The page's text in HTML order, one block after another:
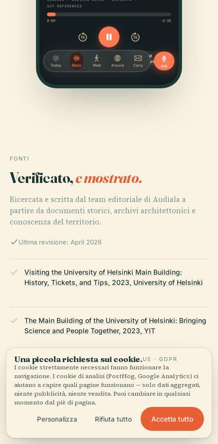
FONTI
Verificato,e mostrato.
Ricercata e scritta dal team editoriale di Audiala a
partire da documenti storici, archivi architettonici e
conoscenza del territorio.
Ultima revisione: April 2026
Visiting the University of Helsinki Main Building:
History, Tickets, and Tips, 2023, University of Helsinki
The Main Building of the University of Helsinki: Bringing
Science and People Together, 2023, YIT
Renovation of the University of Helsinki’s Main Building
Completed, 2023, University of Helsinki
University of Helsinki Main Building Project Details,
Una piccola richiesta sui cookie.UE · GDPR
I cookie strettamente necessari fanno funzionare la
navigazione. I cookie di analisi (PostHog, Google Analytics) ci
aiutano a capire quali pagine funzionano — solo dati aggregati,
niente pubblicità, niente vendita. Puoi cambiare in qualsiasi
momento dal piè di pagina.
Personalizza Rifiuta tutto Accetta tutto